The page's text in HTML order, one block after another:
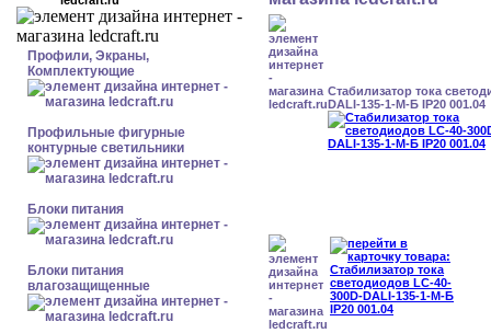
Профили, Экраны,
Комплектующие
Профильные фигурные
контурные светильники
Блоки питания
Блоки питания
влагозащищенные
Стабилизатор тока
DALI-135-1-М-Б IP20 001.04